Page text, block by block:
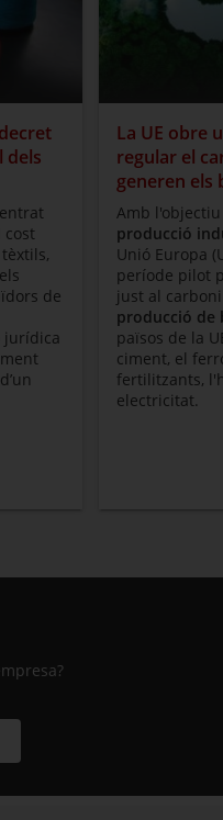
dels
cost
de
jurídica
La UE obre
regular el
generen els
Amb
producció
Unió Europa
període pilot
just al
producció de
països de la
ciment, el
fertilitzants,
electricitat.